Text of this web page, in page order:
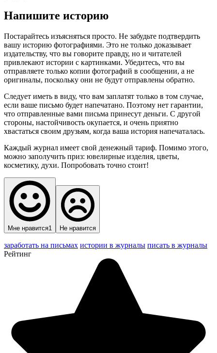
Напишите историю
Постарайтесь изъясняться просто. Не забудьте подтвердить
вашу историю фотографиями. Это не только доказывает
издательству, что вы говорите правду, но и читателей
привлекают истории с картинками. Убедитесь, что вы
отправляете только копии фотографий в сообщении, а не
оригиналы, поскольку они не будут отправлены обратно.
Следует иметь в виду, что вам заплатят только в том случае,
если ваше письмо будет напечатано. Поэтому нет гарантии,
что отправленные вами письма принесут деньги. С другой
стороны, настойчивость окупается, и очень приятно
хвастаться своим друзьям, когда ваша история напечаталась.
Каждый журнал имеет свой денежный тариф. Помимо этого,
можно заполучить приз: ювелирные изделия, цветы,
косметику, духи. Попробовать точно стоит!
Мне нравится1 Не нравится
заработать на письмах истории в журналы писать в журналы
Рейтинг